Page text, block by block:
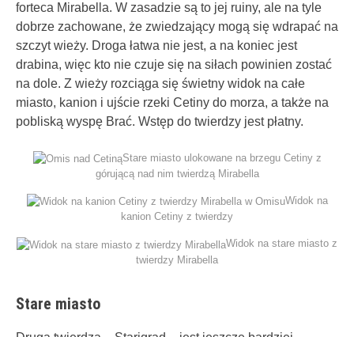
forteca Mirabella. W zasadzie są to jej ruiny, ale na tyle
dobrze zachowane, że zwiedzający mogą się wdrapać na
szczyt wieży. Droga łatwa nie jest, a na koniec jest
drabina, więc kto nie czuje się na siłach powinien zostać
na dole. Z wieży rozciąga się świetny widok na całe
miasto, kanion i ujście rzeki Cetiny do morza, a także na
pobliską wyspę Brać. Wstęp do twierdzy jest płatny.
Stare miasto ulokowane na brzegu Cetiny z
górującą nad nim twierdzą Mirabella
Widok na
kanion Cetiny z twierdzy
Widok na stare miasto z
twierdzy Mirabella
Stare miasto